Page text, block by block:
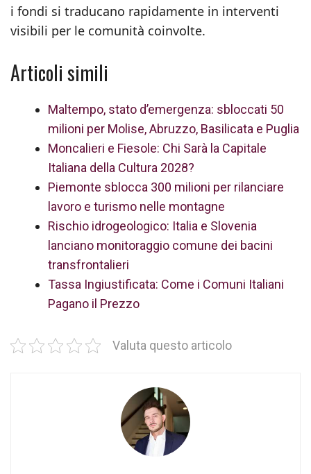
i fondi si traducano rapidamente in interventi
visibili per le comunità coinvolte.
Articoli simili
Maltempo, stato d’emergenza: sbloccati 50
milioni per Molise, Abruzzo, Basilicata e Puglia
Moncalieri e Fiesole: Chi Sarà la Capitale
Italiana della Cultura 2028?
Piemonte sblocca 300 milioni per rilanciare
lavoro e turismo nelle montagne
Rischio idrogeologico: Italia e Slovenia
lanciano monitoraggio comune dei bacini
transfrontalieri
Tassa Ingiustificata: Come i Comuni Italiani
Pagano il Prezzo
Valuta questo articolo